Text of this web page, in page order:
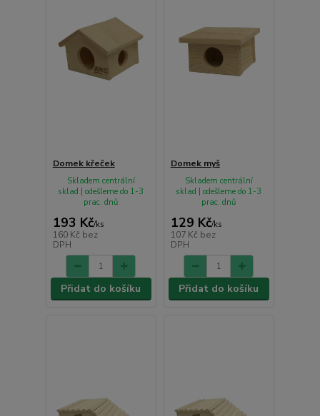
Domek křeček
193 Kč/ks
160 Kč bez
DPH
Skladem centrální
sklad | odešleme do 1-3
prac. dnů
Přidat do košíku
Domek myš
129 Kč/ks
107 Kč bez
DPH
Skladem centrální
sklad | odešleme do 1-3
prac. dnů
Přidat do košíku